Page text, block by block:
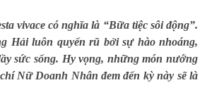
vivace có nghĩa là “Bữa tiệc sôi động”.
Hải luôn quyến rũ bởi sự hào nhoáng,
sức sống. Hy vọng, những món nướng
Nữ Doanh Nhân đem đến kỳ này sẽ là